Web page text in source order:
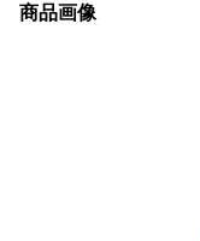
商品画像